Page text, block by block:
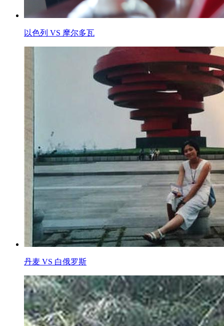
以色列 VS 摩尔多瓦
丹麦 VS 白俄罗斯